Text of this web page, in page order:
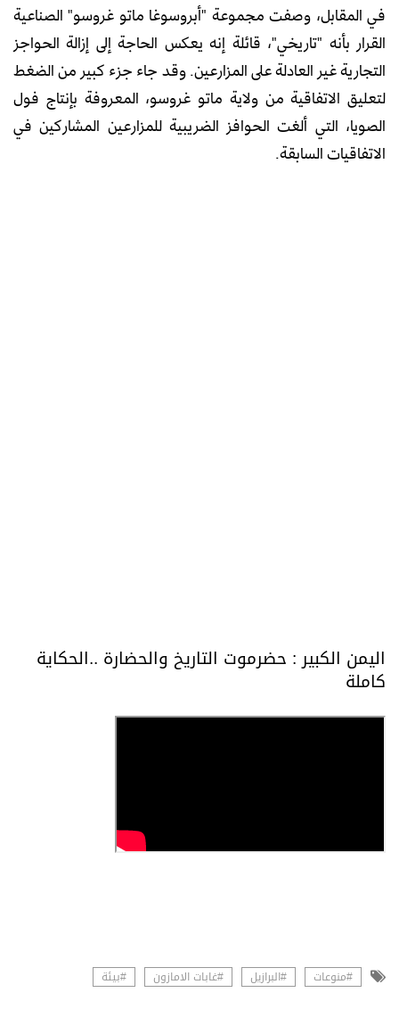
في المقابل، وصفت مجموعة "أبروسوغا ماتو غروسو" الصناعية
القرار بأنه "تاريخي"، قائلة إنه يعكس الحاجة إلى إزالة الحواجز
التجارية غير العادلة على المزارعين. وقد جاء جزء كبير من الضغط
لتعليق الاتفاقية من ولاية ماتو غروسو، المعروفة بإنتاج فول
الصويا، التي ألغت الحوافز الضريبية للمزارعين المشاركين في
الاتفاقيات السابقة.
اليمن الكبير : حضرموت التاريخ والحضارة ..الحكاية
كاملة
#منوعات #البرازيل #غابات الامازون #بيئة